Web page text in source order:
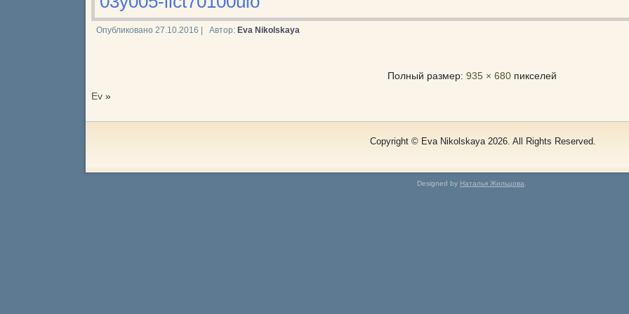
Опубликовано 27.10.2016 Автор: Eva Nikolskaya
Полный размер: 935 × 680пикселей
Ev »
Copyright © Eva Nikolskaya 2026. All Rights Reserved.
Designed by Наталья Жильцова